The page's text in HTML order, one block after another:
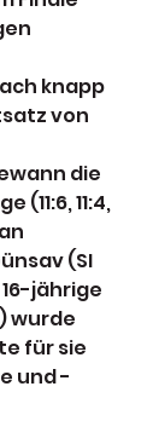
knapp
von
die
(11:6, 11:4,
(SI
jährige
wurde
für sie
und -